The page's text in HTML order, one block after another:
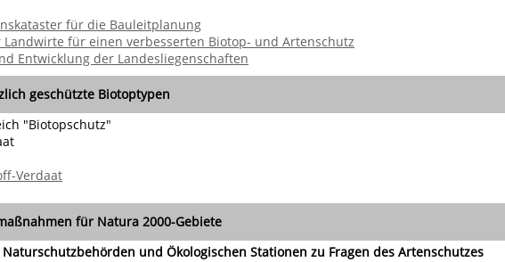
für die Bauleitplanung
Landwirte für einen verbesserten Biotop- und Artenschutz
Entwicklung der Landesliegenschaften
geschützte Biotoptypen
"Biotopschutz"
Verdaat
für Natura 2000-Gebiete
und Ökologischen Stationen zu Fragen des Artenschutzes